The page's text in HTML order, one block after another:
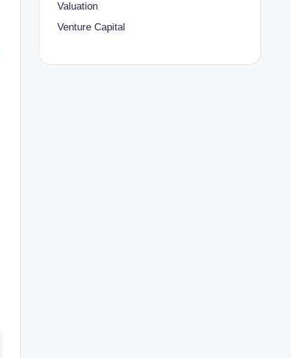
Valuation
Venture Capital